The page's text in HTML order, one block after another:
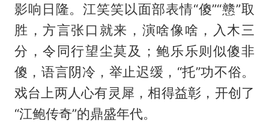
影响日隆。江笑笑以面部表情“傻”“戆”取
胜，方言张口就来，演啥像啥，入木三
分，令同行望尘莫及；鲍乐乐则似傻非
傻，语言阴冷，举止迟缓，“托”功不俗。
戏台上两人心有灵犀，相得益彰，开创了
“江鲍传奇”的鼎盛年代。